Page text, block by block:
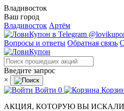
Владивосток
Ваш город
Владивосток Артём
Вопросы и ответы Обратная связь
Введите запрос
×
Войти 0
АКЦИЯ, КОТОРУЮ ВЫ